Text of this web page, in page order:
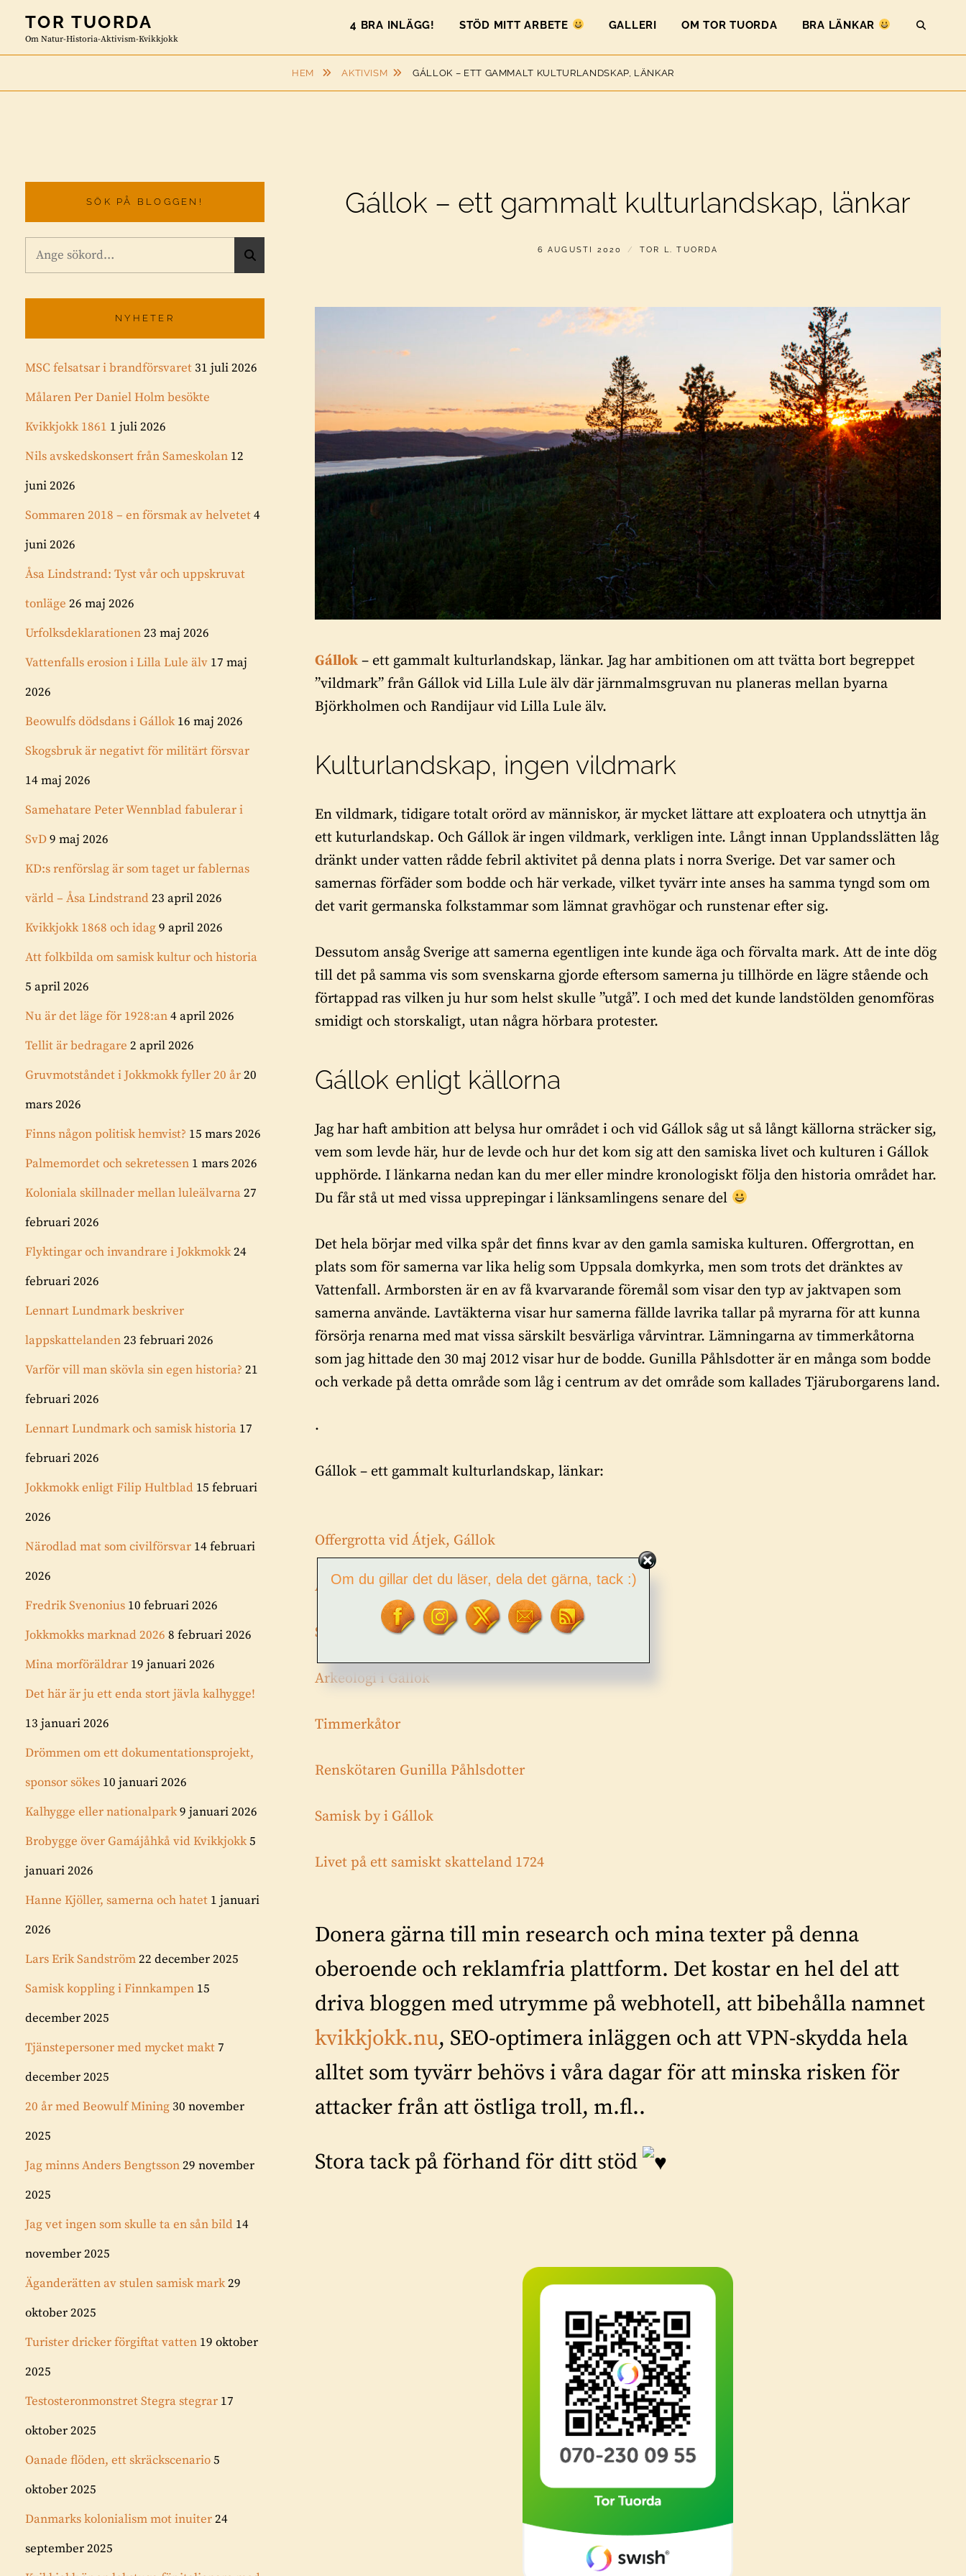
content
TOR TUORDA
Om Natur-Historia-Aktivism-Kvikkjokk
4 BRA INLÄGG! STÖD MITT ARBETE GALLERI OM TOR TUORDA BRA LÄNKAR
HEM AKTIVISM GÁLLOK – ETT GAMMALT KULTURLANDSKAP, LÄNKAR
Gállok – ett gammalt kulturlandskap, länkar
PUBLICERAT
6 AUGUSTI 2020 AV
TOR L. TUORDA
Gállok – ett gammalt kulturlandskap, länkar. Jag har ambitionen om att tvätta bort begreppet
”vildmark” från Gállok vid Lilla Lule älv där järnmalmsgruvan nu planeras mellan byarna
Björkholmen och Randijaur vid Lilla Lule älv.
Kulturlandskap, ingen vildmark
En vildmark, tidigare totalt orörd av människor, är mycket lättare att exploatera och utnyttja än
ett kuturlandskap. Och Gállok är ingen vildmark, verkligen inte. Långt innan Upplandsslätten låg
dränkt under vatten rådde febril aktivitet på denna plats i norra Sverige. Det var samer och
samernas förfäder som bodde och här verkade, vilket tyvärr inte anses ha samma tyngd som om
det varit germanska folkstammar som lämnat gravhögar och runstenar efter sig.
Dessutom ansåg Sverige att samerna egentligen inte kunde äga och förvalta mark. Att de inte dög
till det på samma vis som svenskarna gjorde eftersom samerna ju tillhörde en lägre stående och
förtappad ras vilken ju hur som helst skulle ”utgå”. I och med det kunde landstölden genomföras
smidigt och storskaligt, utan några hörbara protester.
Gállok enligt källorna
Jag har haft ambition att belysa hur området i och vid Gállok såg ut så långt källorna sträcker sig,
vem som levde här, hur de levde och hur det kom sig att den samiska livet och kulturen i Gállok
upphörde. I länkarna nedan kan du mer eller mindre kronologiskt följa den historia området har.
Du får stå ut med vissa upprepingar i länksamlingens senare del
Det hela börjar med vilka spår det finns kvar av den gamla samiska kulturen. Offergrottan, en
plats som för samerna var lika helig som Uppsala domkyrka, men som trots det dränktes av
Vattenfall. Armborsten är en av få kvarvarande föremål som visar den typ av jaktvapen som
samerna använde. Lavtäkterna visar hur samerna fällde lavrika tallar på myrarna för att kunna
försörja renarna med mat vissa särskilt besvärliga vårvintrar. Lämningarna av timmerkåtorna
som jag hittade den 30 maj 2012 visar hur de bodde. Gunilla Påhlsdotter är en många som bodde
och verkade på detta område som låg i centrum av det område som kallades Tjäruborgarens land.
.
Gállok – ett gammalt kulturlandskap, länkar:
Offergrotta vid Átjek, Gállok
Armborst från Tjäruborgarens land
Samiska avtryck i Gállok
Arkeologi i Gállok
Timmerkåtor
Renskötaren Gunilla Påhlsdotter
Samisk by i Gállok
Livet på ett samiskt skatteland 1724
Donera gärna till min research och mina texter på denna
oberoende och reklamfria plattform. Det kostar en hel del att
driva bloggen med utrymme på webhotell, att bibehålla namnet
kvikkjokk.nu, SEO-optimera inläggen och att VPN-skydda hela
alltet som tyvärr behövs i våra dagar för att minska risken för
attacker från att östliga troll, m.fl..
Stora tack på förhand för ditt stöd
SÖK PÅ BLOGGEN!
efter:
NYHETER
MSC felsatsar i brandförsvaret 31 juli 2026
Målaren Per Daniel Holm besökte
Kvikkjokk 1861 1 juli 2026
Nils avskedskonsert från Sameskolan 12
juni 2026
Sommaren 2018 – en försmak av helvetet4
juni 2026
Åsa Lindstrand: Tyst vår och uppskruvat
tonläge 26 maj 2026
Urfolksdeklarationen23 maj 2026
Vattenfalls erosion i Lilla Lule älv 17 maj
2026
Beowulfs dödsdans i Gállok 16 maj 2026
Skogsbruk är negativt för militärt försvar
14 maj 2026
Samehatare Peter Wennblad fabulerar i
SvD9 maj 2026
KD:s renförslag är som taget ur fablernas
värld – Åsa Lindstrand23 april 2026
Kvikkjokk 1868 och idag9 april 2026
Att folkbilda om samisk kultur och historia
5 april 2026
Nu är det läge för 1928:an4 april 2026
Tellit är bedragare 2 april 2026
Gruvmotståndet i Jokkmokk fyller 20 år20
mars 2026
Finns någon politisk hemvist? 15 mars 2026
Palmemordet och sekretessen 1 mars 2026
Koloniala skillnader mellan luleälvarna27
februari 2026
Flyktingar och invandrare i Jokkmokk24
februari 2026
Lennart Lundmark beskriver
lappskattelanden23 februari 2026
Varför vill man skövla sin egen historia? 21
februari 2026
Lennart Lundmark och samisk historia 17
februari 2026
Jokkmokk enligt Filip Hultblad 15 februari
2026
Närodlad mat som civilförsvar 14 februari
2026
Fredrik Svenonius 10 februari 2026
Jokkmokks marknad 2026 8 februari 2026
Mina morföräldrar 19 januari 2026
Det här är ju ett enda stort jävla kalhygge!
13 januari 2026
Drömmen om ett dokumentationsprojekt,
sponsor sökes 10 januari 2026
Kalhygge eller nationalpark9 januari 2026
Brobygge över Gamájåhkå vid Kvikkjokk5
januari 2026
Hanne Kjöller, samerna och hatet 1 januari
2026
Lars Erik Sandström22 december 2025
Samisk koppling i Finnkampen 15
december 2025
Tjänstepersoner med mycket makt7
december 2025
20 år med Beowulf Mining 30 november
2025
Jag minns Anders Bengtsson29 november
2025
Jag vet ingen som skulle ta en sån bild 14
november 2025
Äganderätten av stulen samisk mark29
oktober 2025
Turister dricker förgiftat vatten 19 oktober
2025
Testosteronmonstret Stegra stegrar 17
oktober 2025
Oanade flöden, ett skräckscenario5
oktober 2025
Danmarks kolonialism mot inuiter24
september 2025
Om du gillar det du läser, dela det gärna, tack :)